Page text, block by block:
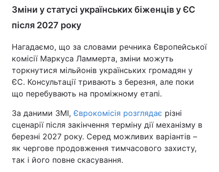
Зміни у статусі українських біженців у ЄС
після 2027 року
Нагадаємо, що за словами речника Європейської
комісії Маркуса Ламмерта, зміни можуть
торкнутися мільйонів українських громадян у
ЄС. Консультації тривають з березня, але поки
що перебувають на проміжному етапі.
За даними ЗМІ, Єврокомісія розглядає різні
сценарії після закінчення терміну дії механізму в
березні 2027 року. Серед можливих варіантів –
як чергове продовження тимчасового захисту,
так і його повне скасування.